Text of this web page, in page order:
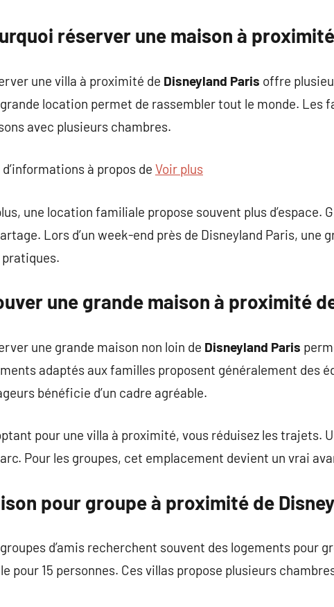
réserver une maison à
une villa à proximité de Disneyland Paris offre
location permet de rassembler tout le monde. Les
avec plusieurs chambres.
d’informations à propos de Voir plus
une location familiale propose souvent plus d’espace.
Lors d’un week-end près de Disneyland Paris,
pratiques.
une grande maison à proximité
une grande maison non loin de Disneyland Paris
adaptés aux familles proposent généralement des
bénéficie d’un cadre agréable.
pour une villa à proximité, vous réduisez les trajets.
Pour les groupes, cet emplacement devient un vrai
pour groupe à proximité de
d’amis recherchent souvent des logements pour
pour 15 personnes. Ces villas propose plusieurs